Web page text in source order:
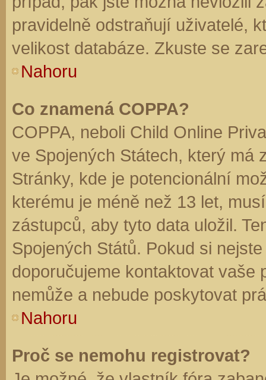
pravidelně odstraňují uživatelé,
velikost databáze. Zkuste se
Nahoru
Co znamená COPPA?
COPPA, neboli Child Online
ve Spojených Státech, který má
Stránky, kde je potencionální
kterému je méně než 13 let,
zástupců, aby tyto data uložil.
Spojených Států. Pokud si
doporučujeme kontaktovat vaše
nemůže a nebude poskytovat
Nahoru
Proč se nemohu registrovat?